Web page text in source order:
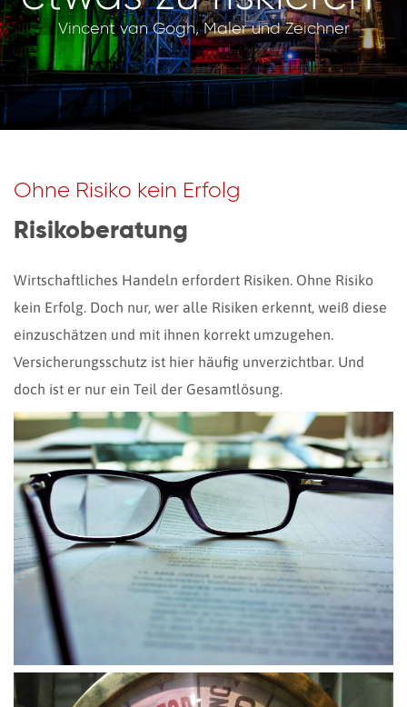
Vincent van Gogh, Maler und Zeichner
Ohne Risiko kein Erfolg
Risikoberatung
Wirtschaftliches Handeln erfordert Risiken. Ohne Risiko
kein Erfolg. Doch nur, wer alle Risiken erkennt, weiß diese
einzuschätzen und mit ihnen korrekt umzugehen.
Versicherungsschutz ist hier häufig unverzichtbar. Und
doch ist er nur ein Teil der Gesamtlösung.